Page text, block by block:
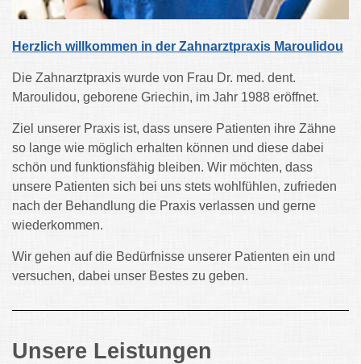
Herzlich willkommen in der Zahnarztpraxis Maroulidou
Die Zahnarztpraxis wurde von Frau Dr. med. dent.
Maroulidou, geborene Griechin, im Jahr 1988 eröffnet.
Ziel unserer Praxis ist, dass unsere Patienten ihre Zähne
so lange wie möglich erhalten können und diese dabei
schön und funktionsfähig bleiben. Wir möchten, dass
unsere Patienten sich bei uns stets wohlfühlen, zufrieden
nach der Behandlung die Praxis verlassen und gerne
wiederkommen.
Wir gehen auf die Bedürfnisse unserer Patienten ein und
versuchen, dabei unser Bestes zu geben.
Unsere Leistungen